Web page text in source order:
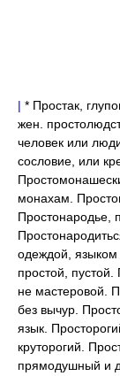
| * Простак,
жен.
человек или
сословие, или
монахам.
Простонародье,
одеждой, языком
простой,
не мастеровой.
без вычур.
язык.
круторогий.
прямодушный и